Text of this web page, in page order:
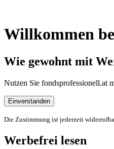
Willkommen
Wie gewohnt mit
Nutzen Sie fondsprofessionell.at
Einverstanden
Die Zustimmung ist jederzeit
Werbefrei lesen